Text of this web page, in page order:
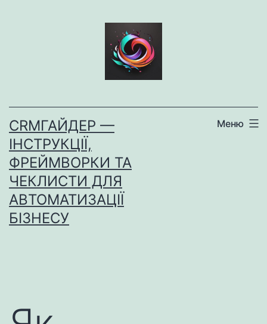
CRMГАЙДЕР —
ІНСТРУКЦІЇ,
ФРЕЙМВОРКИ ТА
ЧЕКЛИСТИ ДЛЯ
АВТОМАТИЗАЦІЇ
БІЗНЕСУ
Меню